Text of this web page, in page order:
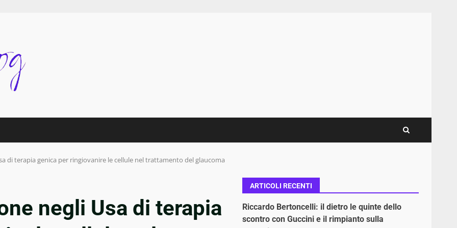
di terapia genica per ringiovanire le cellule nel trattamento del glaucoma
negli Usa di terapia
ARTICOLI RECENTI
Riccardo Bertoncelli: il dietro le quinte dello
scontro con Guccini e il rimpianto sulla